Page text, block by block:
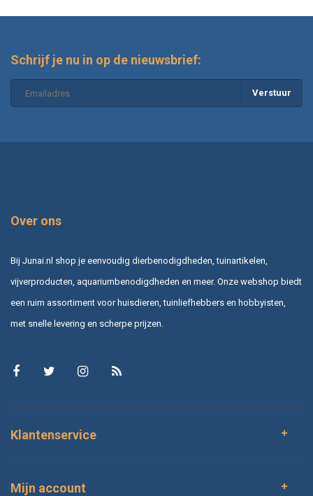
Schrijf je nu in op de nieuwsbrief:
Verstuur
Over ons
Bij Junai.nl shop je eenvoudig dierbenodigdheden, tuinartikelen,
vijverproducten, aquariumbenodigdheden en meer. Onze webshop biedt
een ruim assortiment voor huisdieren, tuinliefhebbers en hobbyisten,
met snelle levering en scherpe prijzen.
Klantenservice
Mijn account